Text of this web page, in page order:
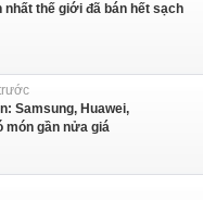
nhất thế giới đã bán hết sạch
Samsung, Huawei,
món gần nửa giá